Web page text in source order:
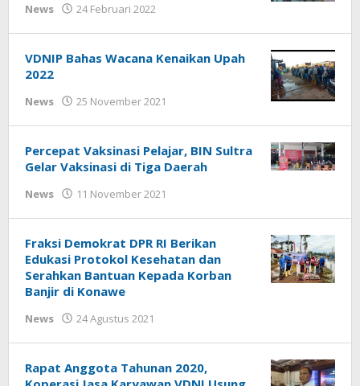
News 24 Februari 2022
Kabar
VDNIP Bahas Wacana Kenaikan Upah
2022
News 25 November 2021
Kabar
Percepat Vaksinasi Pelajar, BIN Sultra
Gelar Vaksinasi di Tiga Daerah
News 11 November 2021
Kabar
Fraksi Demokrat DPR RI Berikan
Edukasi Protokol Kesehatan dan
Serahkan Bantuan Kepada Korban
Banjir di Konawe
News 24 Agustus 2021
Kabar
Rapat Anggota Tahunan 2020,